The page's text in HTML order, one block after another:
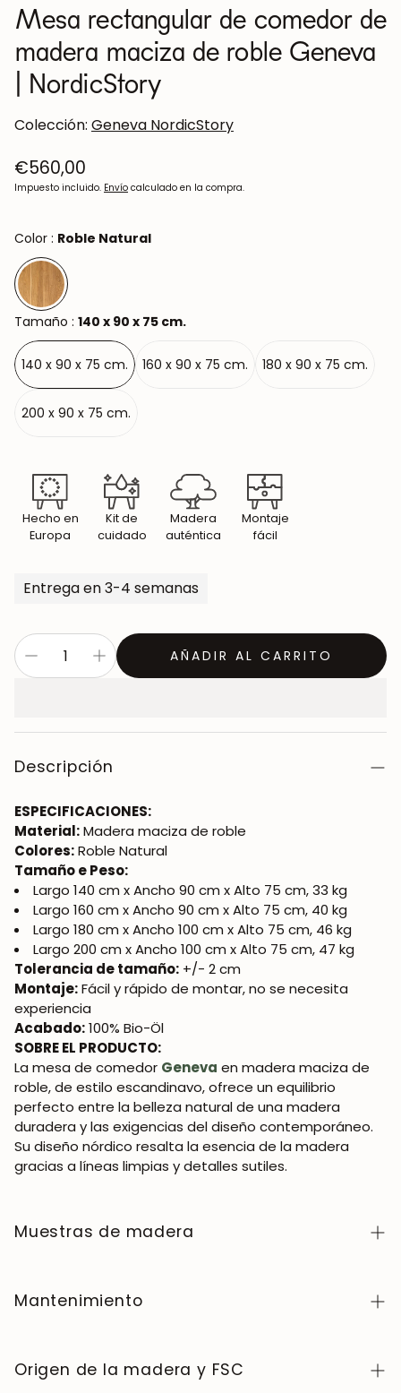
Mesa rectangular de comedor de
madera maciza de roble Geneva
| NordicStory
Colección: Geneva NordicStory
Precio
regular
€560,00
Impuesto incluido. Envío calculado en la compra.
Color : Roble Natural
Tamaño : 140 x 90 x 75 cm.
140 x 90 x 75 cm. 160 x 90 x 75 cm. 180 x 90 x 75 cm.
200 x 90 x 75 cm.
Hecho en
Europa
Kit de
cuidado
Madera
auténtica
Montaje
fácil
Entrega en 3-4 semanas
AÑADIR AL CARRITO
Descripción
ESPECIFICACIONES:
Material:Madera maciza de roble
Colores:Roble Natural
Tamaño e Peso:
Largo 140 cm x Ancho 90 cm x Alto 75 cm, 33 kg
Largo 160 cm x Ancho 90 cm x Alto 75 cm, 40 kg
Largo 180 cm x Ancho 100 cm x Alto 75 cm, 46 kg
Largo 200 cm x Ancho 100 cm x Alto 75 cm, 47 kg
Tolerancia de tamaño: +/- 2 cm
Montaje:Fácil y rápido de montar, no se necesita
experiencia
Acabado:100% Bio-Öl
SOBRE EL PRODUCTO:
La mesa de comedor Geneva en madera maciza de
roble, de estilo escandinavo, ofrece un equilibrio
perfecto entre la belleza natural de una madera
duradera y las exigencias del diseño contemporáneo.
Su diseño nórdico resalta la esencia de la madera
gracias a líneas limpias y detalles sutiles.
Muestras de madera
colección NordicStory, haga clic
Mantenimiento
apreciado por su carácter auténtico y su belleza que
evoluciona con el tiempo. Para conservarla en perfecto
Origen de la madera y FSC